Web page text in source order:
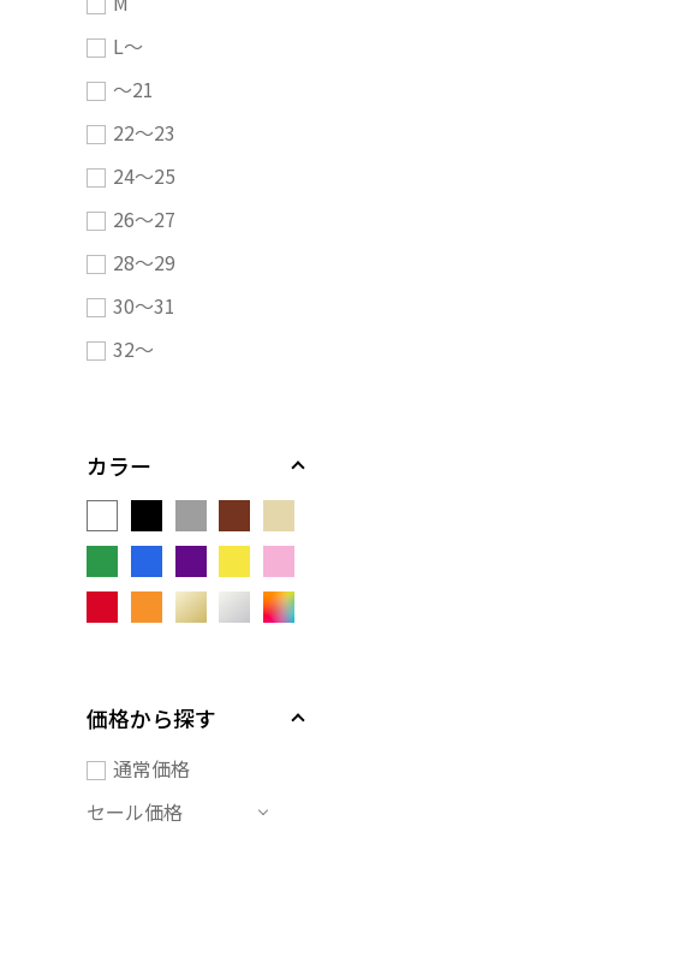
L～
～21
22～23
24～25
26～27
28～29
30～31
32～
カラー
価格から探す
通常価格
セール価格